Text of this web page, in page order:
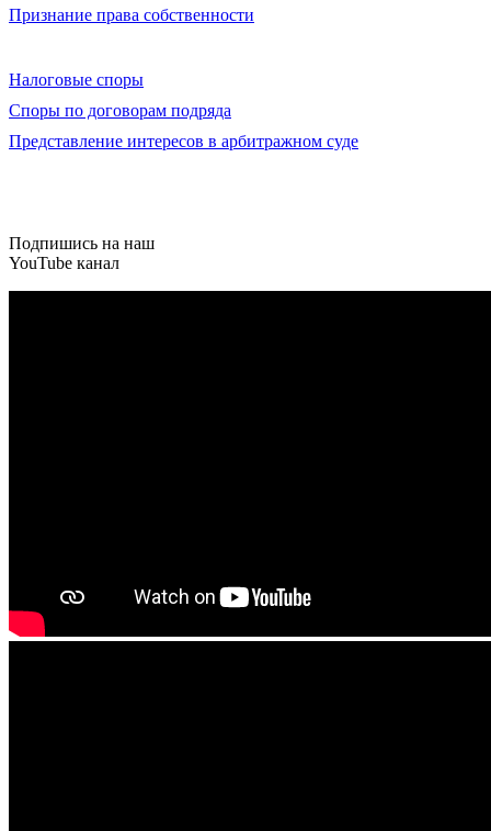
Признание права собственности
Налоговые споры
Споры по договорам подряда
Представление интересов в арбитражном суде
Подпишись на наш
YouTube канал